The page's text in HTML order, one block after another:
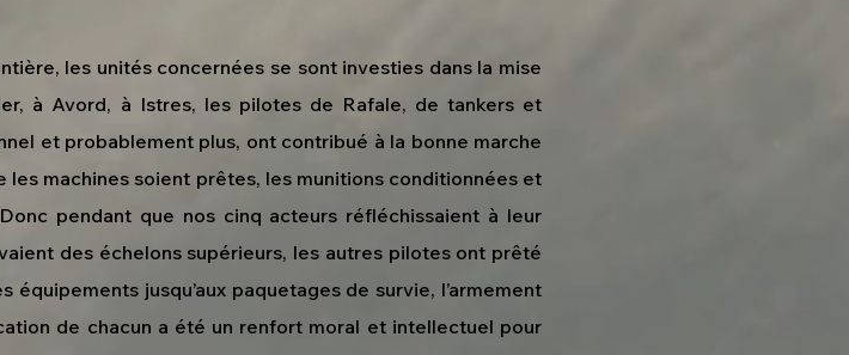
les unités concernées se sont investies dans la mise
à Avord, à Istres, les pilotes de Rafale, de tankers et
et probablement plus, ont contribué à la bonne marche
les machines soient prêtes, les munitions conditionnées et
pendant que nos cinq acteurs réfléchissaient à leur
des échelons supérieurs, les autres pilotes ont prêté
jusqu’aux paquetages de survie, l’armement
de chacun a été un renfort moral et intellectuel pour